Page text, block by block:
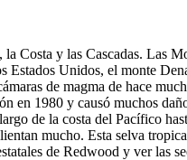
Costa y las Cascadas. Las
Unidos, el monte
de magma de hace
en 1980 y causó muchos
de la costa del Pacífico
mucho. Esta selva
de Redwood y ver las